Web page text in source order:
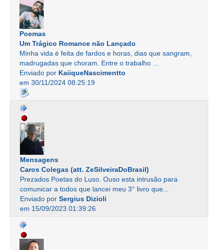
Poemas
Um Trágico Romance não Lançado
Minha vida é feita de fardos e horas, dias que sangram,
madrugadas que choram. Entre o trabalho ...
Enviado por KaiiqueNascimentto
em 30/11/2024 08:25:19
Mensagens
Caros Colegas (att. ZeSilveiraDoBrasil)
Prezados Poetas do Luso. Ouso esta intrusão para
comunicar a todos que lancei meu 3° livro que...
Enviado por Sergius Dizioli
em 15/09/2023 01:39:26